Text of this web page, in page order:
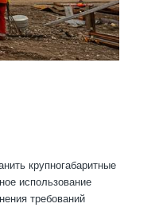
крупногабаритные
использование
требований